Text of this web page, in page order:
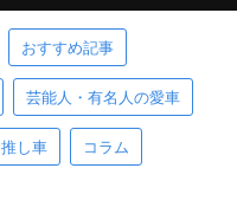
おすすめ記事
芸能人・有名人の愛車
推し車 コラム